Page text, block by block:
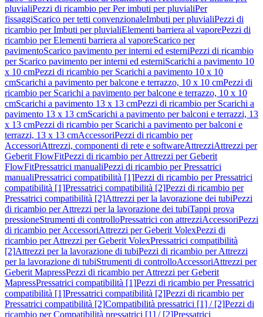
pluvialiPezzi di ricambio per Per imbuti per pluvialiPer
fissaggiScarico per tetti convenzionaleImbuti per pluvialiPezzi di
ricambio per Imbuti per pluvialiElementi barriera al vaporePezzi di
ricambio per Elementi barriera al vaporeScarico per
pavimentoScarico pavimento per interni ed esterniPezzi di ricambio
per Scarico pavimento per interni ed esterniScarichi a pavimento 10
x 10 cmPezzi di ricambio per Scarichi a pavimento 10 x 10
cmScarichi a pavimento per balcone e terrazzo, 10 x 10 cmPezzi di
ricambio per Scarichi a pavimento per balcone e terrazzo, 10 x 10
cmScarichi a pavimento 13 x 13 cmPezzi di ricambio per Scarichi a
pavimento 13 x 13 cmScarichi a pavimento per balconi e terrazzi, 13
x 13 cmPezzi di ricambio per Scarichi a pavimento per balconi e
terrazzi, 13 x 13 cmAccessoriPezzi di ricambio per
AccessoriAttrezzi, componenti di rete e softwareAttrezziAttrezzi per
Geberit FlowFitPezzi di ricambio per Attrezzi per Geberit
FlowFitPressatrici manualiPezzi di ricambio per Pressatrici
manualiPressatrici compatibilità [1]Pezzi di ricambio per Pressatrici
compatibilità [1]Pressatrici compatibilità [2]Pezzi di ricambio per
Pressatrici compatibilità [2]Attrezzi per la lavorazione dei tubiPezzi
di ricambio per Attrezzi per la lavorazione dei tubiTappi prova
pressioneStrumenti di controlloPressatrici con attrezziAccessoriPezzi
di ricambio per AccessoriAttrezzi per Geberit VolexPezzi di
ricambio per Attrezzi per Geberit VolexPressatrici compatibilità
[2]Attrezzi per la lavorazione di tubiPezzi di ricambio per Attrezzi
per la lavorazione di tubiStrumenti di controlloAccessoriAttrezzi per
Geberit MapressPezzi di ricambio per Attrezzi per Geberit
MapressPressatrici compatibilità [1]Pezzi di ricambio per Pressatrici
compatibilità [1]Pressatrici compatibilità [2]Pezzi di ricambio per
Pressatrici compatibilità [2]Compatibilità pressatrici [1] / [2]Pezzi di
ricambio per Compatibilità pressatrici [1] / [2]Pressatrici